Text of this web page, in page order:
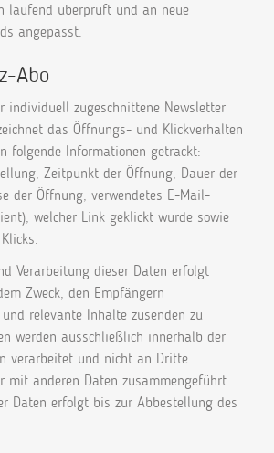
laufend überprüft und an neue
angepasst.
Abo
individuell zugeschnittene Newsletter
das Öffnungs- und Klickverhalten
folgende Informationen getrackt:
Zeitpunkt der Öffnung, Dauer der
der Öffnung, verwendetes E-Mail-
welcher Link geklickt wurde sowie
Verarbeitung dieser Daten erfolgt
Zweck, den Empfängern
relevante Inhalte zusenden zu
werden ausschließlich innerhalb der
verarbeitet und nicht an Dritte
mit anderen Daten zusammengeführt.
Daten erfolgt bis zur Abbestellung des